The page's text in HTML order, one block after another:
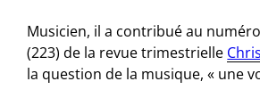
Musicien, il a contribué au
(223) de la revue trimestrielle
la question de la musique, « une